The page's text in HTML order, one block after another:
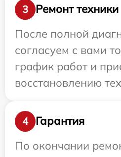
3
Ремонт техники
После полной
согласуем с вами
график работ и
восстановлению
4
Гарантия
По окончании